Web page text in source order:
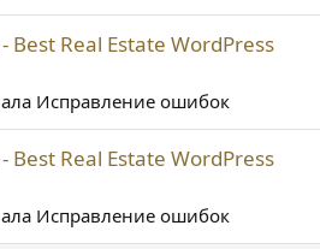
Real Estate WordPress
Исправление ошибок
Real Estate WordPress
Исправление ошибок